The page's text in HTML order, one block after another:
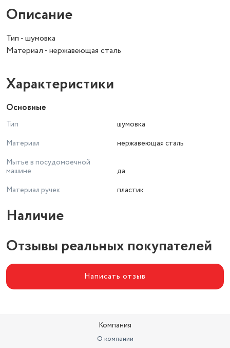
Описание
Тип - шумовка
Материал - нержавеющая сталь
Характеристики
Основные
Тип
шумовка
Материал
нержавеющая сталь
Мытье в посудомоечной
машине
да
Материал ручек
пластик
Наличие
Отзывы реальных покупателей
Написать отзыв
Компания
О компании